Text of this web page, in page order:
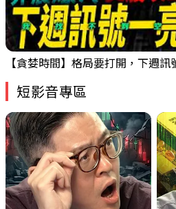
短影音專區